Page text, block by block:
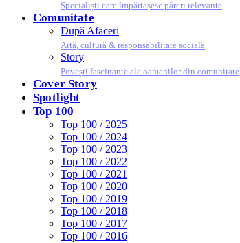
Specialiști care împărtășesc păreri relevante
Comunitate
După Afaceri
Artă, cultură & responsabilitate socială
Story
Povești fascinante ale oamenilor din comunitate
Cover Story
Spotlight
Top 100
Top 100 / 2025
Top 100 / 2024
Top 100 / 2023
Top 100 / 2022
Top 100 / 2021
Top 100 / 2020
Top 100 / 2019
Top 100 / 2018
Top 100 / 2017
Top 100 / 2016